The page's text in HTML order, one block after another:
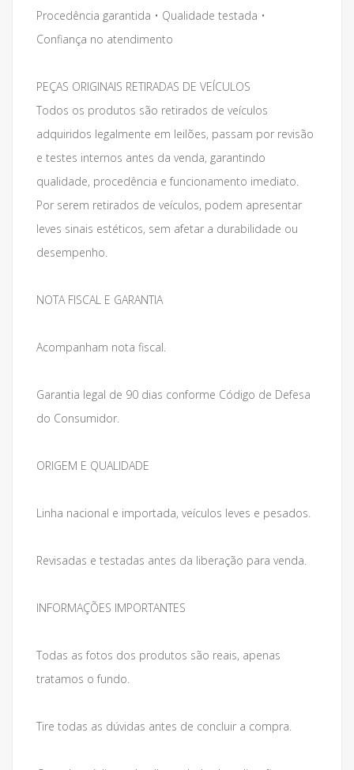
Procedência garantida • Qualidade testada •
Confiança no atendimento
PEÇAS ORIGINAIS RETIRADAS DE VEÍCULOS
Todos os produtos são retirados de veículos
adquiridos legalmente em leilões, passam por revisão
e testes internos antes da venda, garantindo
qualidade, procedência e funcionamento imediato.
Por serem retirados de veículos, podem apresentar
leves sinais estéticos, sem afetar a durabilidade ou
desempenho.
NOTA FISCAL E GARANTIA
Acompanham nota fiscal.
Garantia legal de 90 dias conforme Código de Defesa
do Consumidor.
ORIGEM E QUALIDADE
Linha nacional e importada, veículos leves e pesados.
Revisadas e testadas antes da liberação para venda.
INFORMAÇÕES IMPORTANTES
Todas as fotos dos produtos são reais, apenas
tratamos o fundo.
Tire todas as dúvidas antes de concluir a compra.